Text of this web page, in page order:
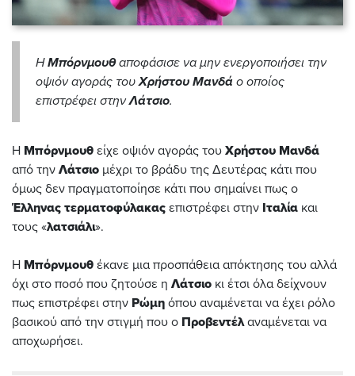
ΗΜπόρνμουθαποφάσισε να μην ενεργοποιήσει την
οψιόν αγοράς τουΧρήστου Μανδά ο οποίος
επιστρέφει στηνΛάτσιο.
Η Μπόρνμουθ είχε οψιόν αγοράς του Χρήστου Μανδά
από την Λάτσιο μέχρι το βράδυ της Δευτέρας κάτι που
όμως δεν πραγματοποίησε κάτι που σημαίνει πως ο
Έλληνας τερματοφύλακας επιστρέφει στην Ιταλία και
τους «λατσιάλι».
Η Μπόρνμουθ έκανε μια προσπάθεια απόκτησης του αλλά
όχι στο ποσό που ζητούσε η Λάτσιο κι έτσι όλα δείχνουν
πως επιστρέφει στην Ρώμη όπου αναμένεται να έχει ρόλο
βασικού από την στιγμή που ο Προβεντέλαναμένεται να
αποχωρήσει.